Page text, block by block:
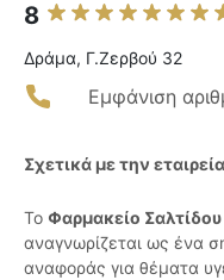
8
Δράμα, Γ.Ζερβού 32
Εμφάνιση
Σχετικά με την
Το Φαρμακείο
αναγνωρίζεται ως ένα
αναφοράς για θέματα